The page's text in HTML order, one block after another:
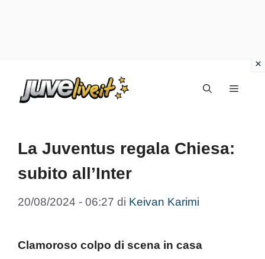
Menu
La Juventus regala Chiesa:
subito all’Inter
20/08/2024 - 06:27 di Keivan Karimi
Clamoroso colpo di scena in casa